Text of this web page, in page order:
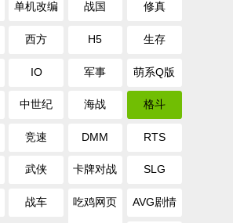
单机改编 战国 修真
西方 H5 生存
IO 军事 萌系Q版
中世纪 海战 格斗
竞速 DMM RTS
武侠 卡牌对战 SLG
战车 吃鸡网页 AVG剧情